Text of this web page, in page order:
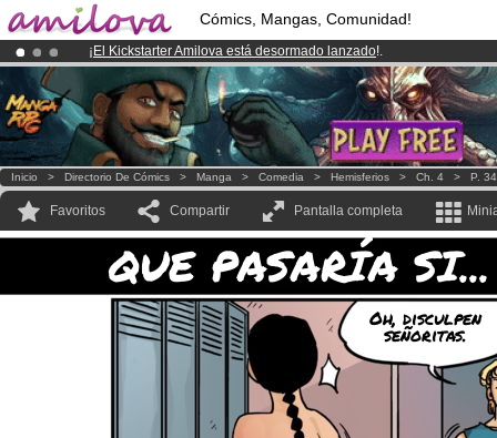
Cómics, Mangas, Comunidad!
¡ El Kickstarter Amilova está desormado lanzado!.
¡Ya tenemos 100000miembrosy 1000Cómics y Mangas!.
¡Conviertete en Premium por3.95 euros al mes!Hazte Premium ya
Inicio > Directorio De Cómics > Manga > Comedia > Hemisferios > Ch. 4 > P. 34
Favoritos Compartir Pantalla completa
QUE PASARÍA SI...
Oh, disculpen
señoritas.